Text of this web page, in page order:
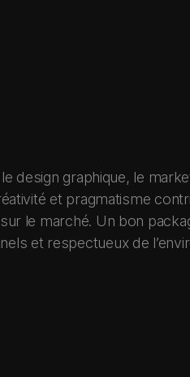
design graphique, le
et pragmatisme
le marché. Un bon
et respectueux de